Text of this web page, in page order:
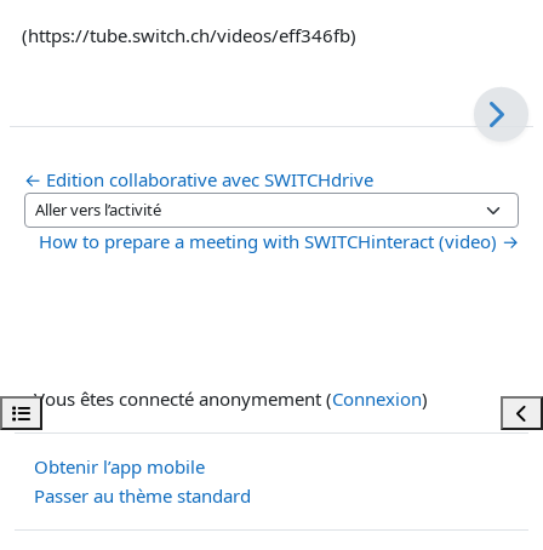
Ouvrir l’index du cours
(https://tube.switch.ch/videos/eff346fb)
← Edition collaborative avec SWITCHdrive
Aller vers l’activité
How to prepare a meeting with SWITCHinteract (video) →
Vous êtes connecté anonymement (Connexion)
Obtenir l’app mobile
Passer au thème standard